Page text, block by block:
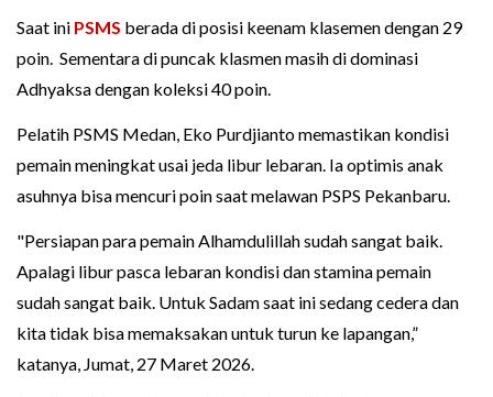
Saat ini PSMS berada di posisi keenam klasemen dengan 29
poin. Sementara di puncak klasmen masih di dominasi
Adhyaksa dengan koleksi 40 poin.
Pelatih PSMS Medan, Eko Purdjianto memastikan kondisi
pemain meningkat usai jeda libur lebaran. Ia optimis anak
asuhnya bisa mencuri poin saat melawan PSPS Pekanbaru.
"Persiapan para pemain Alhamdulillah sudah sangat baik.
Apalagi libur pasca lebaran kondisi dan stamina pemain
sudah sangat baik. Untuk Sadam saat ini sedang cedera dan
kita tidak bisa memaksakan untuk turun ke lapangan,”
katanya, Jumat, 27 Maret 2026.